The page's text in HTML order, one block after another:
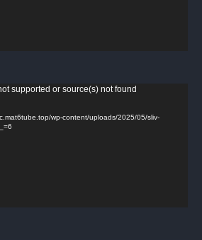
supported or source(s) not found
wp-content/uploads/2025/05/sliv-